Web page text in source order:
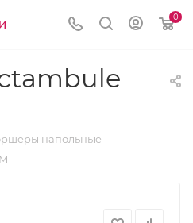
0
напольные —